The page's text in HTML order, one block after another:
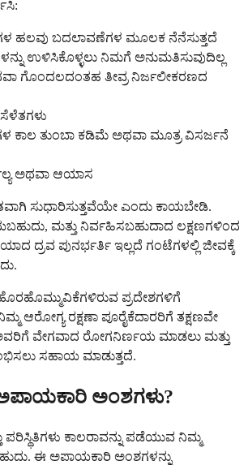
ಹಲವು ಬದಲಾವಣೆಗಳ ಮೂಲಕ ನೆನೆಸುತ್ತದೆ
ಉಳಿಸಿಕೊಳ್ಳಲು ನಿಮಗೆ ಅನುಮತಿಸುವುದಿಲ್ಲ
ಗೊಂದಲದಂತಹ ತೀವ್ರ ನಿರ್ಜಲೀಕರಣದ
ಕಾಲ ತುಂಬಾ ಕಡಿಮೆ ಅಥವಾ ಮೂತ್ರ ವಿಸರ್ಜನೆ
ಅಥವಾ ಆಯಾಸ
ಸುಧಾರಿಸುತ್ತವೆಯೇ ಎಂದು ಕಾಯಬೇಡಿ.
ಮತ್ತು ನಿರ್ವಹಿಸಬಹುದಾದ ಲಕ್ಷಣಗಳಿಂದ
ದ್ರವ ಪುನರ್ಭರ್ತಿ ಇಲ್ಲದೆ ಗಂಟೆಗಳಲ್ಲಿ ಜೀವಕ್ಕೆ
ಹೊರಹೊಮ್ಮುವಿಕೆಗಳಿರುವ ಪ್ರದೇಶಗಳಿಗೆ
ಆರೋಗ್ಯ ರಕ್ಷಣಾ ಪೂರೈಕೆದಾರರಿಗೆ ತಕ್ಷಣವೇ
ವೇಗವಾದ ರೋಗನಿರ್ಣಯ ಮಾಡಲು ಮತ್ತು
ಸಹಾಯ ಮಾಡುತ್ತದೆ.
ಅಂಶಗಳು?
ಪರಿಸ್ಥಿತಿಗಳು ಕಾಲರಾವನ್ನು ಪಡೆಯುವ ನಿಮ್ಮ
ಈ ಅಪಾಯಕಾರಿ ಅಂಶಗಳನ್ನು